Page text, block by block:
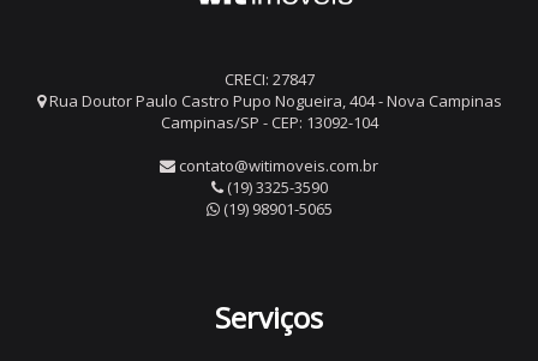
CRECI: 27847
Rua Doutor Paulo Castro Pupo Nogueira, 404 - Nova Campinas
Campinas/SP - CEP: 13092-104
contato@witimoveis.com.br
(19) 3325-3590
(19) 98901-5065
Serviços